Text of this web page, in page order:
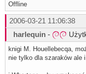
Offline
2006-03-21 11:06:38
harlequin -
knigi M. Houellebecqa,
nie tylko dla szaraków ale